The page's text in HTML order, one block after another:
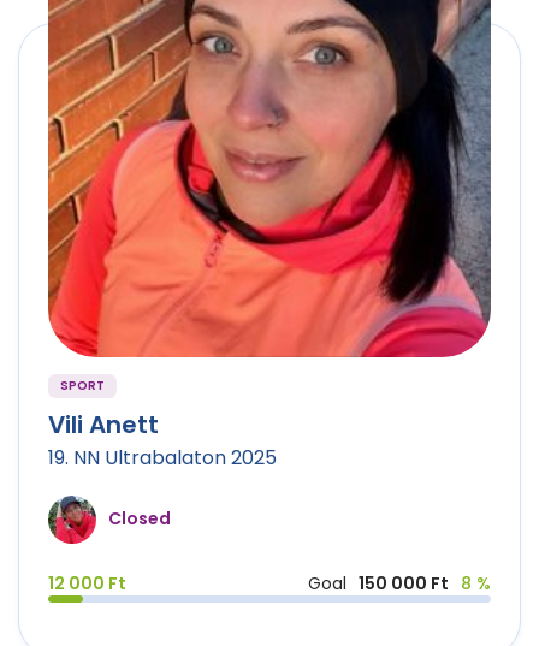
SPORT
Vili Anett
19. NN Ultrabalaton 2025
Closed
12 000 Ft Goal 150 000 Ft 8 %